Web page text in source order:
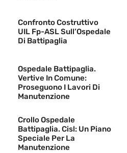
Confronto Costruttivo
UIL Fp-ASL Sull’Ospedale
Di Battipaglia
Ospedale Battipaglia.
Vertive In Comune:
Proseguono I Lavori Di
Manutenzione
Crollo Ospedale
Battipaglia. Cisl: Un Piano
Speciale Per La
Manutenzione